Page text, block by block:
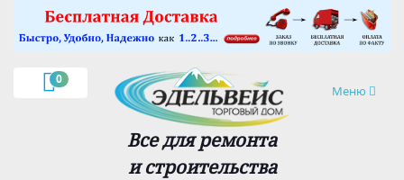
0
Навигация
Меню
Все для ремонта
и строительства
×